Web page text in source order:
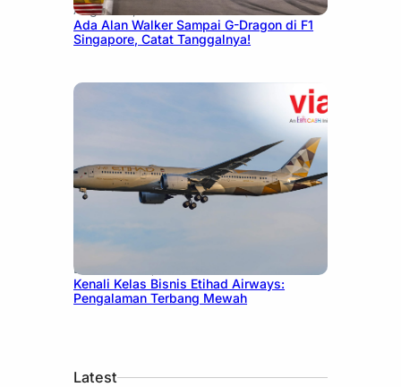
August 13, 2025
Ada Alan Walker Sampai G-Dragon di F1
Singapore, Catat Tanggalnya!
December 27, 2024
Kenali Kelas Bisnis Etihad Airways:
Pengalaman Terbang Mewah
Latest